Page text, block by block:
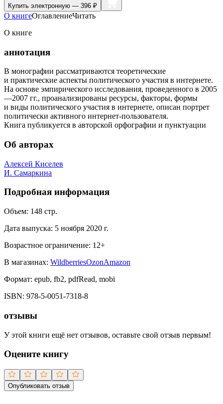
Купить электронную — 396 ₽
О книгеОглавлениеЧитать
О книге
аннотация
В монографии рассматриваются теоретические
и практические аспекты политического участия в интернете.
На основе эмпирического исследования, проведенного в 2005
—2007 гг., проанализированы ресурсы, факторы, формы
и виды политического участия в интернете, описан портрет
политически активного интернет-пользователя.
Книга публикуется в авторской орфографии и пунктуации
Об авторах
Алексей Киселев
И. Самаркина
Подробная информация
Объем: 148 стр.
Дата выпуска: 5 ноября 2020 г.
Возрастное ограничение: 12+
В магазинах: WildberriesOzonAmazon
Формат: epub, fb2, pdfRead, mobi
ISBN: 978-5-0051-7318-8
отзывы
У этой книги ещё нет отзывов, оставьте свой отзыв первым!
Оцените книгу
Опубликовать отзыв